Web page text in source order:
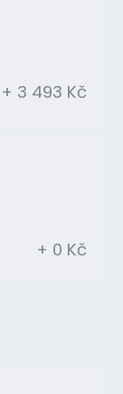
+ 3 493 Kč
+ 0 Kč